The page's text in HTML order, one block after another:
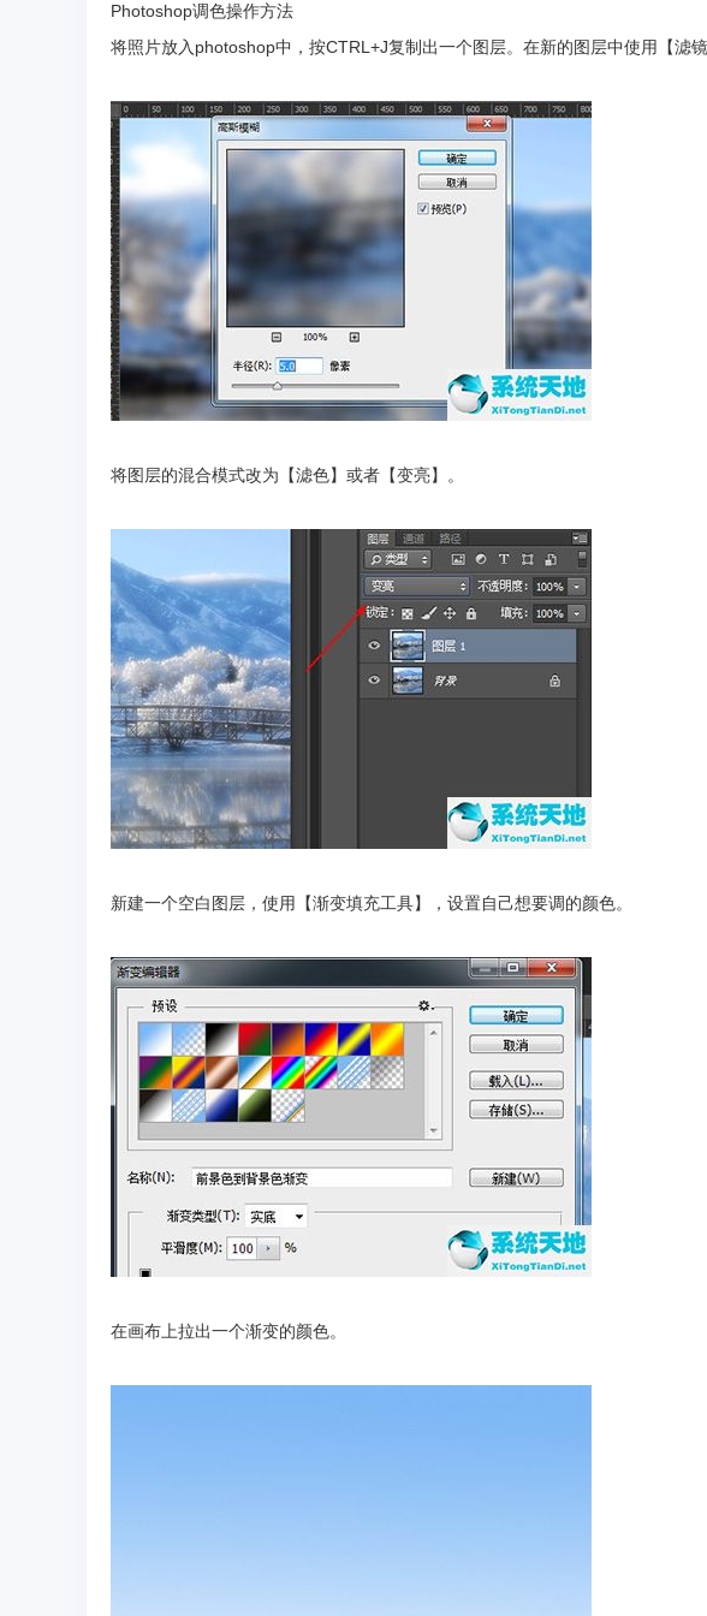
Photoshop调色操作方法
将照片放入photoshop中，按CTRL+J复制出一个图层。在新的图层中使用【滤
将图层的混合模式改为【滤色】或者【变亮】。
新建一个空白图层，使用【渐变填充工具】，设置自己想要调的颜色。
在画布上拉出一个渐变的颜色。